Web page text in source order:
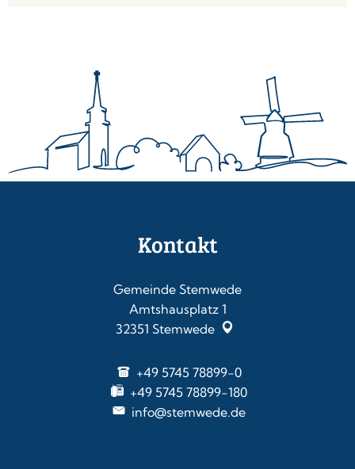
Kontakt
Gemeinde Stemwede
Amtshausplatz 1
32351 Stemwede
+49 5745 78899-0
+49 5745 78899-180
info@stemwede.de